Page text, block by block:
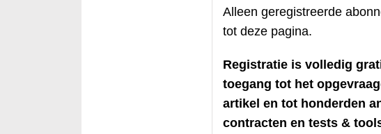
Alleen geregistreerde
tot deze pagina.
Registratie is volledig
toegang tot het
artikel en tot honderden
contracten en tests &